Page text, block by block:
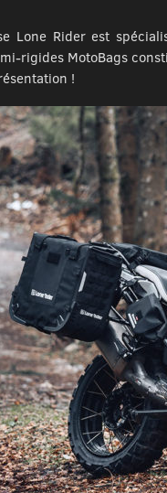
Lone Rider est
rigides MotoBags
!